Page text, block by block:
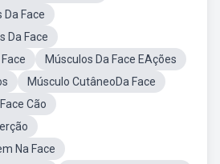
Da Face
Da Face
Músculos Da Face EAções
Músculo CutâneoDa Face
Cão
Na Face